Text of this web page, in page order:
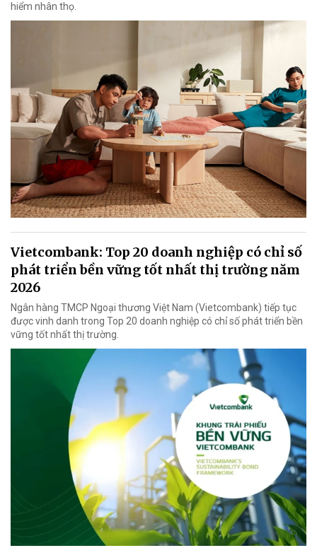
hiểm nhân thọ.
Vietcombank: Top 20 doanh nghiệp có chỉ số
phát triển bền vững tốt nhất thị trường năm
2026
Ngân hàng TMCP Ngoại thương Việt Nam (Vietcombank) tiếp tục
được vinh danh trong Top 20 doanh nghiệp có chỉ số phát triển bền
vững tốt nhất thị trường.